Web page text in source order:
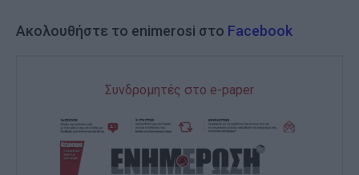
Ακολουθήστε το enimerosi στο Facebook
Συνδρομητές στο e-paper